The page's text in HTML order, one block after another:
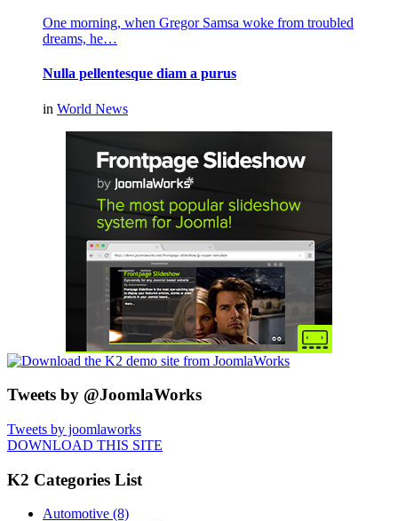
One morning, when Gregor Samsa woke from troubled
dreams, he…
Nulla pellentesque diam a purus
in World News
Tweets by @JoomlaWorks
Tweets by joomlaworks
DOWNLOAD THIS SITE
K2 Categories List
Automotive (8)